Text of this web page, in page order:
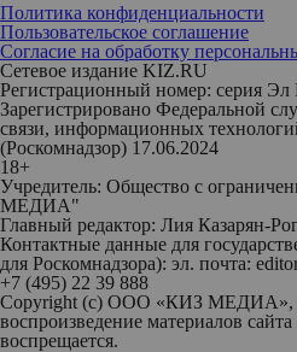
Политика конфиденциальности
Пользовательское соглашение
Согласие на обработку
Сетевое издание KIZ.RU
Регистрационный номер: серия
Зарегистрировано Федеральной
связи, информационных
(Роскомнадзор) 17.06.2024
18+
Учредитель: Общество с
МЕДИА"
Главный редактор: Лия Казарян-
Контактные данные для
для Роскомнадзора): эл. почта:
+7 (495) 22 39 888
Copyright (с) ООО «КИЗ МЕДИА»,
воспроизведение материалов
воспрещается.